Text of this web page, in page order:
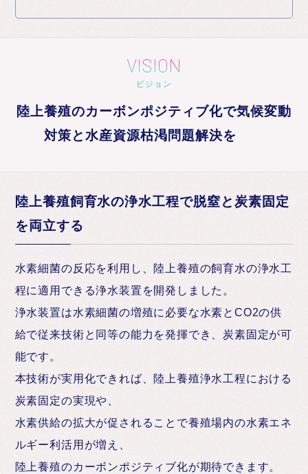
VISION
ビジョン
陸上養殖のカーボンポジティブ化で気候変動
対策と水産資源枯渇問題解決を
陸上養殖飼育水の浄水工程で脱窒と炭素固定
を両立する
水素細菌の反応を利用し、陸上養殖の飼育水の浄水工
程に適用できる浄水装置を開発しました。
浄水装置は水素細菌の増殖に必要な水素とCO2の供
給で従来技術と同等の能力を発揮でき、炭素固定が可
能です。
本技術が実用化できれば、陸上養殖浄水工程における
炭素固定の実現や、
水素供給の拡大が促されることで養殖場内の水素エネ
ルギー利活用が増え、
陸上養殖のカーボンポジティブ化が期待できます。